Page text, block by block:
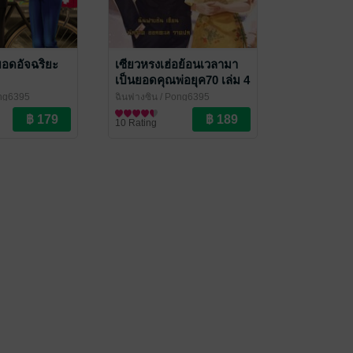
ดอัจฉริยะ
เซียวหรงเฮ่อย้อนเวลามา
เป็นยอดคุณพ่อยุค70 เล่ม 4
(จบ)
ฉินฟางซิน / Pong6395
นิยายรักจีนโบราณ
10 Rating